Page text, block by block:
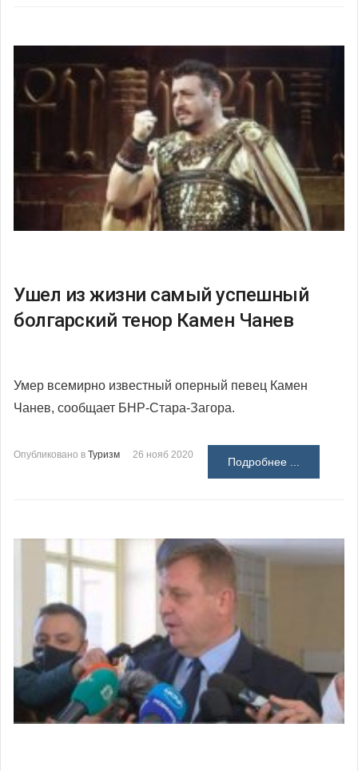
Ушел из жизни самый успешный
болгарский тенор Камен Чанев
Умер всемирно известный оперный певец Камен
Чанев, сообщает БНР-Стара-Загора.
Опубликовано в Туризм 26 нояб 2020
Подробнее ...